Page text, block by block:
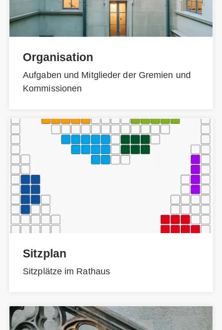
Organisation
Aufgaben und Mitglieder der Gremien und
Kommissionen
Sitzplan
Sitzplätze im Rathaus